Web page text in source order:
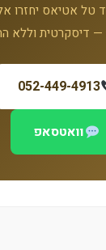
טל אטיאס יחזרו
— דיסקרטית וללא
052-449-4913
וואטסאפ